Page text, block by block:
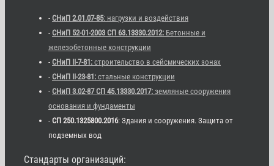
- СНиП 2.01.07-85: нагрузки и воздействия
- СНиП 52-01-2003 СП 63.13330.2012: Бетонные и
железобетонные конструкции
- СНиП II-7-81: строительство в сейсмических зонах
- СНиП II-23-81: стальные конструкции
- СНиП 3.02-87 СП 45.13330.2017: земляные сооружения
основания и фундаменты
- СП 250.1325800.2016: Здания и сооружения. Защита от
подземных вод
Стандарты организаций: